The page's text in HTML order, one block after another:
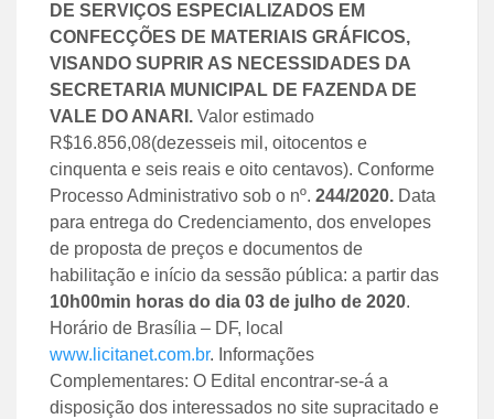
DE SERVIÇOS ESPECIALIZADOS EM
CONFECÇÕES DE MATERIAIS GRÁFICOS,
VISANDO SUPRIR AS NECESSIDADES DA
SECRETARIA MUNICIPAL DE FAZENDA DE
VALE DO ANARI. Valor estimado
R$16.856,08(dezesseis mil, oitocentos e
cinquenta e seis reais e oito centavos). Conforme
Processo Administrativo sob o nº. 244/2020. Data
para entrega do Credenciamento, dos envelopes
de proposta de preços e documentos de
habilitação e início da sessão pública: a partir das
10h00min horas do dia 03 de julho de 2020.
Horário de Brasília – DF, local
www.licitanet.com.br. Informações
Complementares: O Edital encontrar-se-á a
disposição dos interessados no site supracitado e